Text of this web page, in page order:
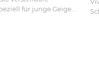
für junge Geiger,